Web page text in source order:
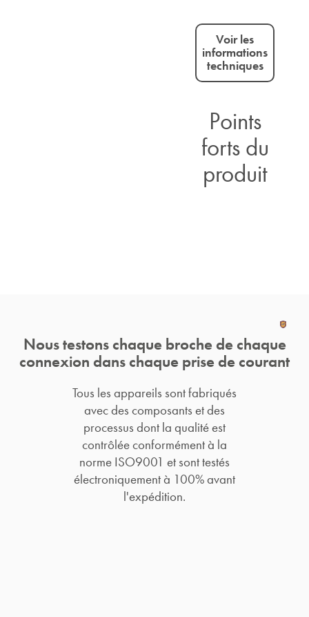
Voir les
informations
techniques
Points
forts du
produit
Nous testons chaque broche de chaque
connexion dans chaque prise de courant
Tous les appareils sont fabriqués
avec des composants et des
processus dont la qualité est
contrôlée conformément à la
norme ISO9001 et sont testés
électroniquement à 100% avant
l'expédition.